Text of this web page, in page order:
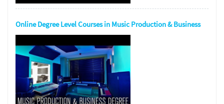
Online Degree Level Courses in Music Production & Business